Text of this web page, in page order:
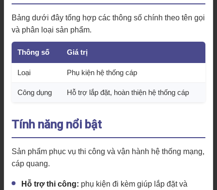
Bảng dưới đây tổng hợp các thông số chính theo tên gọi
và phân loại sản phẩm.
Thông số Giá trị
Loại Phụ kiện hệ thống cáp
Công dụng Hỗ trợ lắp đặt, hoàn thiện hệ thống cáp
Tính năng nổi bật
Sản phẩm phục vụ thi công và vận hành hệ thống mạng,
cáp quang.
Hỗ trợ thi công: phụ kiện đi kèm giúp lắp đặt và